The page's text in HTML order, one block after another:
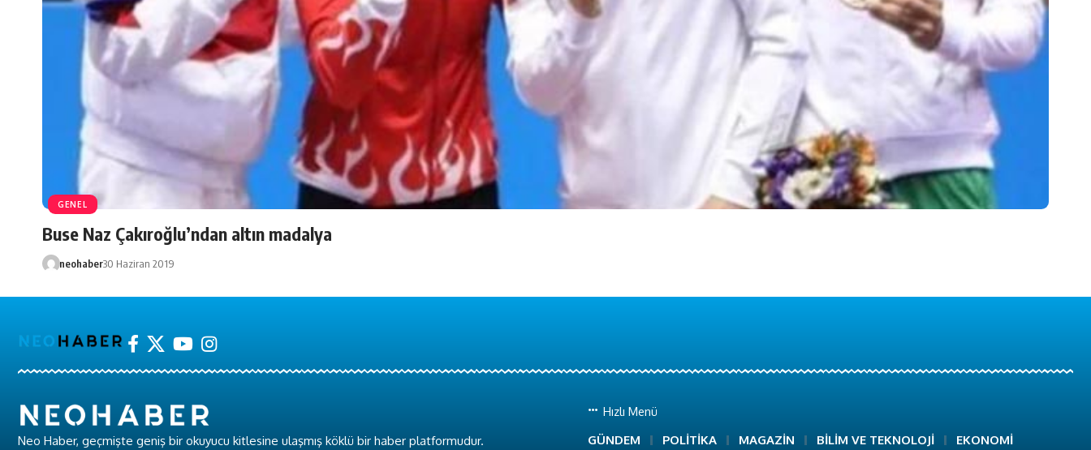
GENEL
Buse Naz Çakıroğlu’ndan altın madalya
neohaber30 Haziran 2019
Neo Haber, geçmişte geniş bir okuyucu kitlesine ulaşmış köklü bir haber platformudur.
Hızlı Menü
GÜNDEM POLİTİKA MAGAZİN BİLİM VE TEKNOLOJİ EKONOMİ